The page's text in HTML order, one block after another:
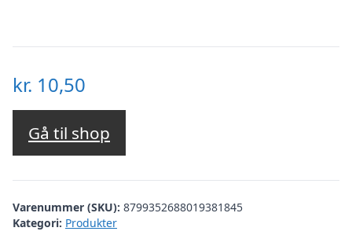
kr. 10,50
Gå til shop
Varenummer (SKU): 8799352688019381845
Kategori: Produkter